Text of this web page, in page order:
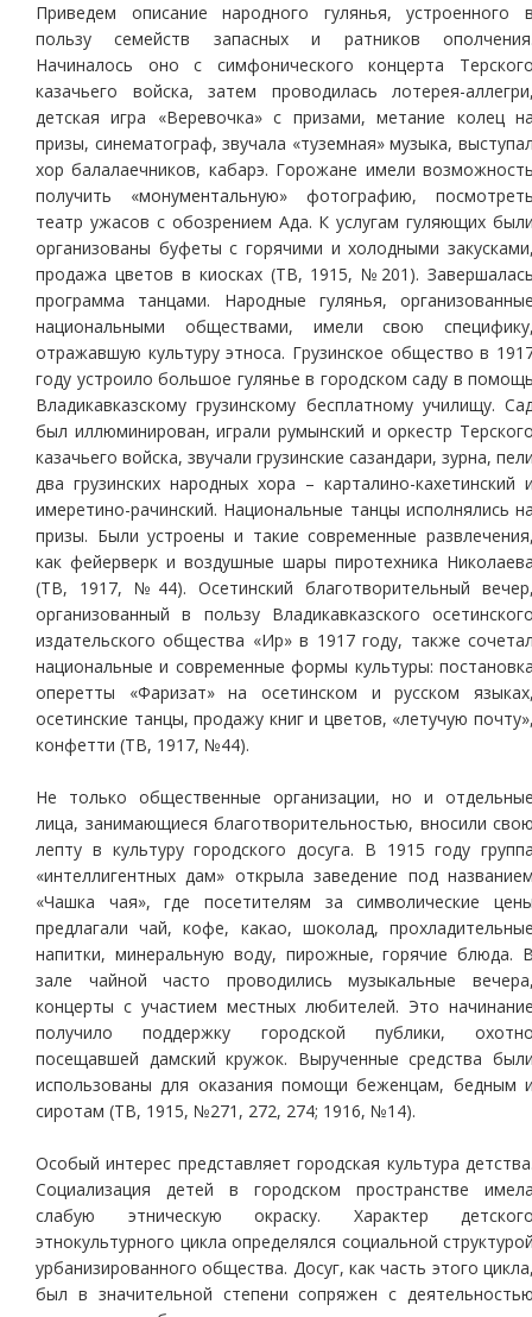
Приведем описание народного гулянья, устроенного
пользу семейств запасных и ратников
Начиналось оно с симфонического концерта
казачьего войска, затем проводилась лотерея-
детская игра «Веревочка» с призами, метание колец
призы, синематограф, звучала «туземная» музыка,
хор балалаечников, кабарэ. Горожане имели
получить «монументальную» фотографию,
театр ужасов с обозрением Ада. К услугам гуляющих
организованы буфеты с горячими и холодными
продажа цветов в киосках (ТВ, 1915, №201).
программа танцами. Народные гулянья,
национальными обществами, имели свою
отражавшую культуру этноса. Грузинское общество в
году устроило большое гулянье в городском саду в
Владикавказскому грузинскому бесплатному училищу.
был иллюминирован, играли румынский и оркестр
казачьего войска, звучали грузинские сазандари, зурна,
два грузинских народных хора – карталино-кахетинский
имеретино-рачинский. Национальные танцы исполнялись
призы. Были устроены и такие современные
как фейерверк и воздушные шары пиротехника
(ТВ, 1917, №44). Осетинский благотворительный
организованный в пользу Владикавказского
издательского общества «Ир» в 1917 году, также
национальные и современные формы культуры:
оперетты «Фаризат» на осетинском и русском
осетинские танцы, продажу книг и цветов, «летучую
конфетти (ТВ, 1917, №44).
Не только общественные организации, но и
лица, занимающиеся благотворительностью, вносили
лепту в культуру городского досуга. В 1915 году
«интеллигентных дам» открыла заведение под
«Чашка чая», где посетителям за символические
предлагали чай, кофе, какао, шоколад,
напитки, минеральную воду, пирожные, горячие блюда.
зале чайной часто проводились музыкальные
концерты с участием местных любителей. Это
получило поддержку городской публики,
посещавшей дамский кружок. Вырученные средства
использованы для оказания помощи беженцам, бедным
сиротам (ТВ, 1915, №271, 272, 274; 1916, №14).
Особый интерес представляет городская культура
Социализация детей в городском пространстве
слабую этническую окраску. Характер
этнокультурного цикла определялся социальной
урбанизированного общества. Досуг, как часть этого
был в значительной степени сопряжен с